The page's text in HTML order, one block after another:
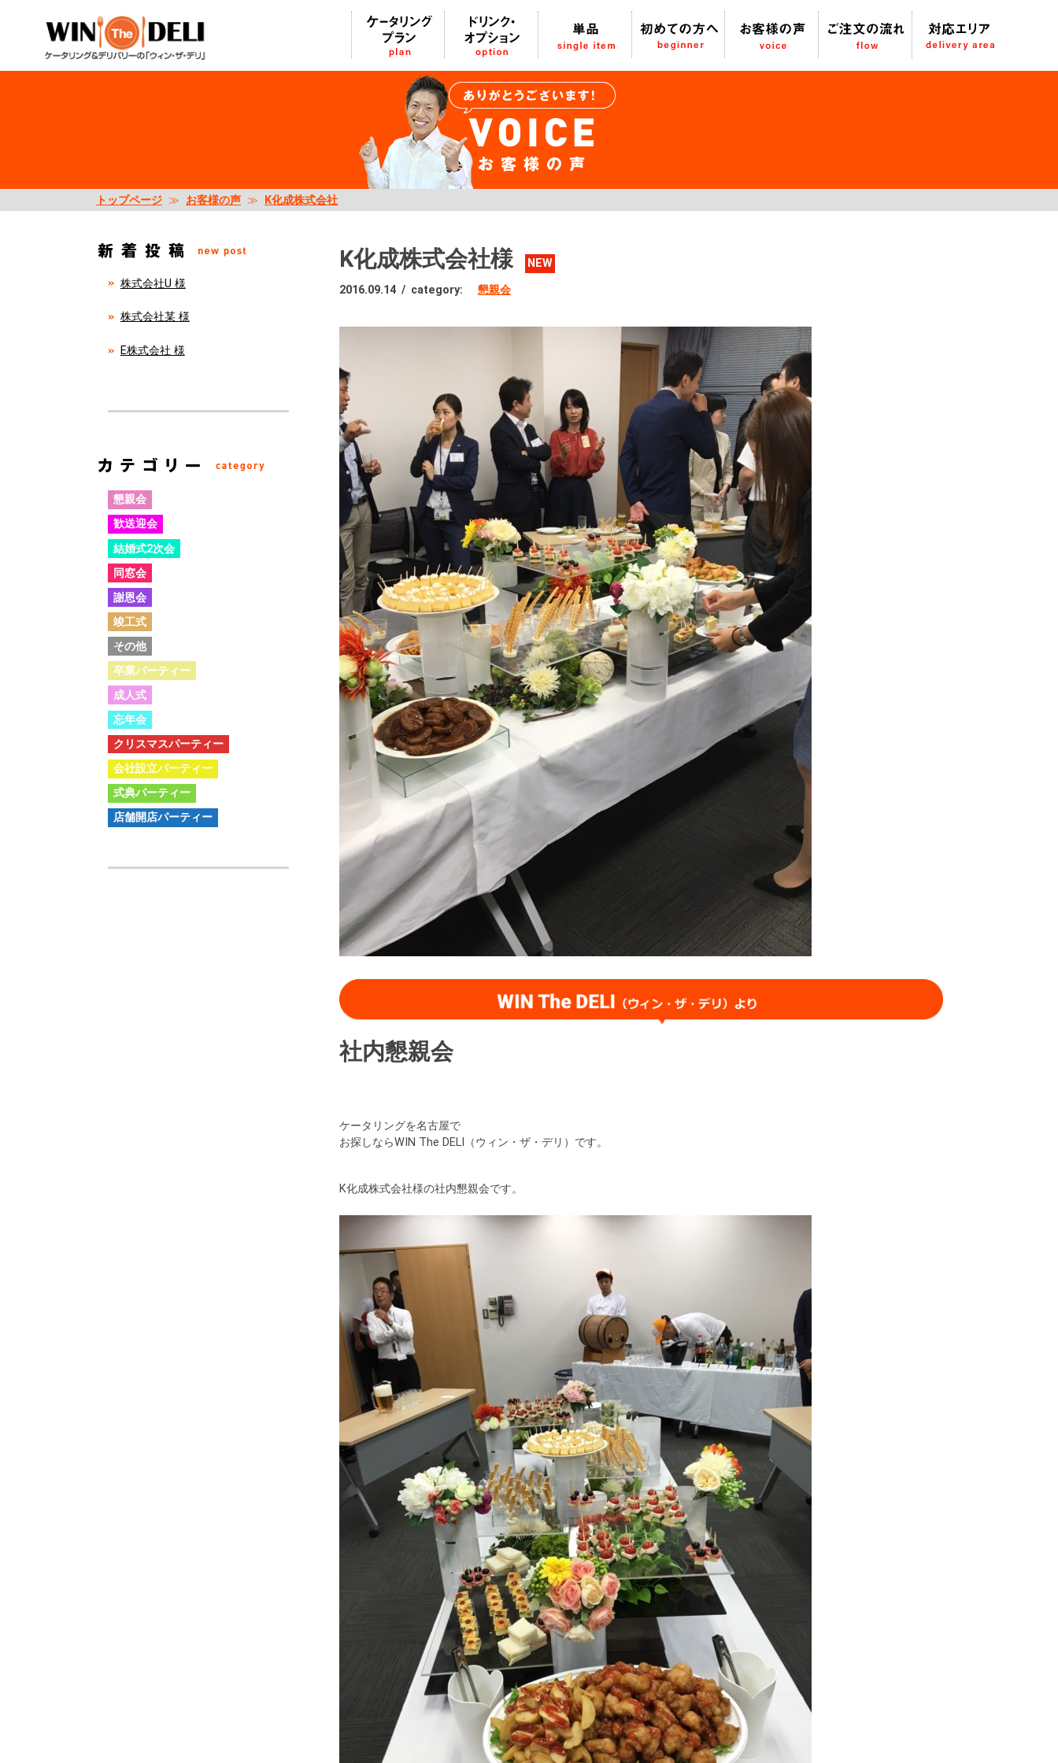
トップページ ≫ お客様の声 ≫ K化成株式会社
K化成株式会社様 NEW
2016.09.14 / category: 懇親会
社内懇親会
ケータリングを名古屋で
お探しならWIN The DELI（ウィン・ザ・デリ）です。
K化成株式会社様の社内懇親会です。
株式会社U 様
株式会社某 様
E株式会社 様
懇親会
歓送迎会
結婚式2次会
同窓会
謝恩会
竣工式
その他
卒業パーティー
成人式
忘年会
クリスマスパーティー
会社設立パーティー
式典パーティー
店舗開店パーティー